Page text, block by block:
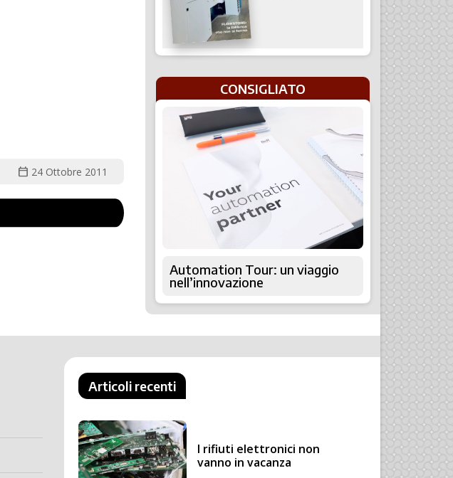
calendar_today 24 Ottobre 2011
CONSIGLIATO
Automation Tour: un viaggio
nell’innovazione
Articoli recenti
I rifiuti elettronici non
vanno in vacanza